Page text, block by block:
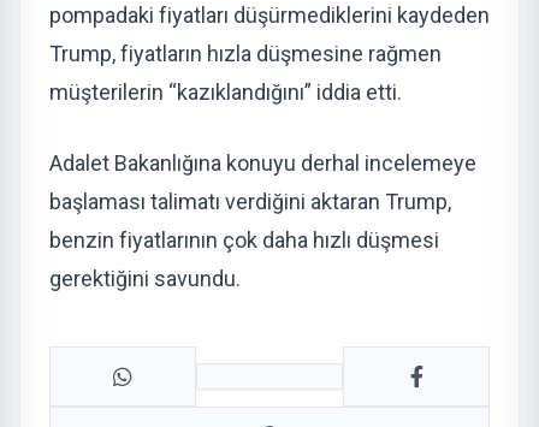
pompadaki fiyatları düşürmediklerini kaydeden
Trump, fiyatların hızla düşmesine rağmen
müşterilerin “kazıklandığını” iddia etti.
Adalet Bakanlığına konuyu derhal incelemeye
başlaması talimatı verdiğini aktaran Trump,
benzin fiyatlarının çok daha hızlı düşmesi
gerektiğini savundu.